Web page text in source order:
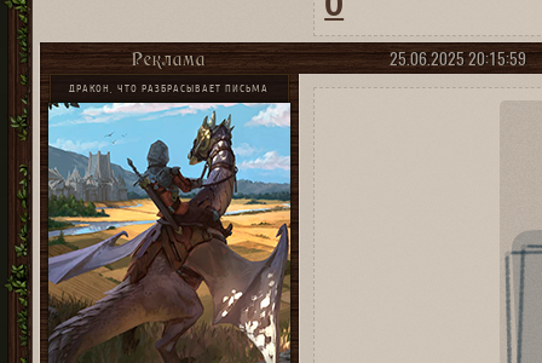
25.06.2025 20:15:59
Реклама
ДРАКОН, ЧТО РАЗБРАСЫВАЕТ ПИСЬМА